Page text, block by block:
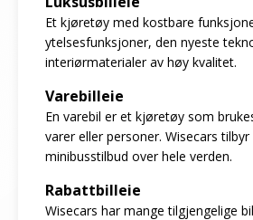
Et kjøretøy med kostbare
ytelsesfunksjoner, den nyeste
interiørmaterialer av høy kvalitet.
Varebilleie
En varebil er et kjøretøy som
varer eller personer. Wisecars
minibusstilbud over hele verden.
Rabattbilleie
Wisecars har mange tilgjengelige